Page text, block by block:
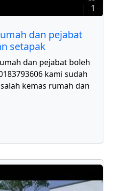
1
dan pejabat
setapak
dan pejabat boleh
kami sudah
kemas rumah dan